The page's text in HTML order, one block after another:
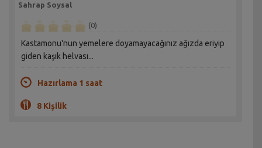
Sahrap Soysal
(0)
Kastamonu'nun yemelere doyamayacağınız ağızda eriyip
giden kaşık helvası...
Hazırlama 1 saat
8 Kişilik